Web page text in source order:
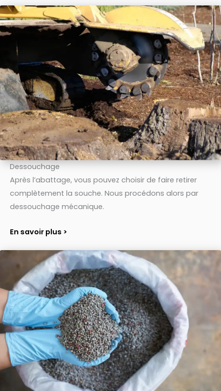
Dessouchage
Après l’abattage, vous pouvez choisir de faire retirer
complètement la souche. Nous procédons alors par
dessouchage mécanique.
En savoir plus >